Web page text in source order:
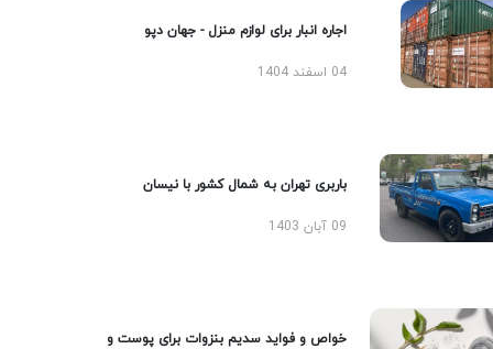
اجاره انبار برای لوازم منزل - جهان دپو
04 اسفند 1404
باربری تهران به شمال کشور با نیسان
09 آبان 1403
خواص و فواید سدیم بنزوات برای پوست و